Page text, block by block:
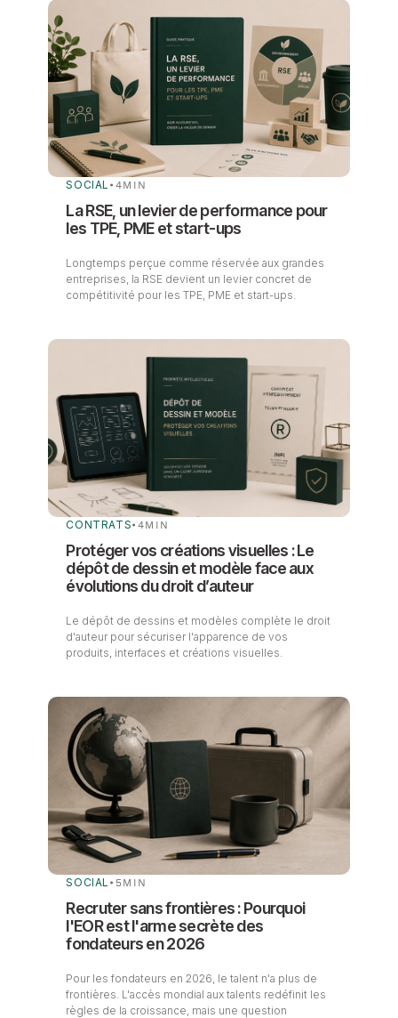
SOCIAL • 4MIN
La RSE, un levier de performance pour
les TPE, PME et start-ups
Longtemps perçue comme réservée aux grandes
entreprises, la RSE devient un levier concret de
compétitivité pour les TPE, PME et start-ups.
CONTRATS• 4MIN
Protéger vos créations visuelles : Le
dépôt de dessin et modèle face aux
évolutions du droit d’auteur
Le dépôt de dessins et modèles complète le droit
d'auteur pour sécuriser l'apparence de vos
produits, interfaces et créations visuelles.
SOCIAL • 5MIN
Recruter sans frontières : Pourquoi
l'EOR est l'arme secrète des
fondateurs en 2026
Pour les fondateurs en 2026, le talent n'a plus de
frontières. L'accès mondial aux talents redéfinit les
règles de la croissance, mais une question